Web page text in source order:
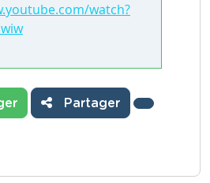
watch?
Partager